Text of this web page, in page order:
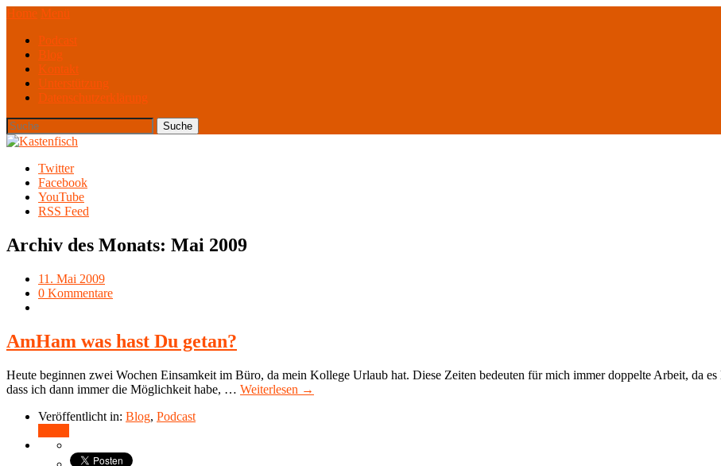
Home Menü
Podcast
Blog
Kontakt
Unterstützung
Datenschutzerklärung
Twitter
Facebook
YouTube
RSS Feed
Archiv des Monats: Mai 2009
11. Mai 2009
0 Kommentare
AmHam was hast Du getan?
Heute beginnen zwei Wochen Einsamkeit im Büro, da mein Kollege Urlaub hat. Diese Zeiten bedeuten für mich immer doppelte Arbeit, da
dass ich dann immer die Möglichkeit habe, … Weiterlesen →
Veröffentlicht in: Blog, Podcast